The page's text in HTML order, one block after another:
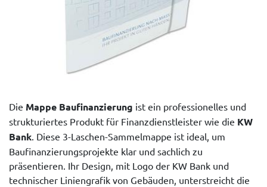
Die Mappe Baufinanzierung ist ein professionelles und
strukturiertes Produkt für Finanzdienstleister wie die KW
Bank . Diese 3-Laschen-Sammelmappe ist ideal, um
Baufinanzierungsprojekte klar und sachlich zu
präsentieren. Ihr Design, mit Logo der KW Bank und
technischer Liniengrafik von Gebäuden, unterstreicht die